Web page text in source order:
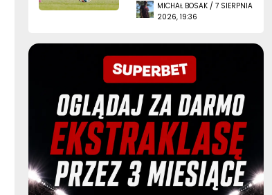
MICHAŁ BOSAK / 7 SIERPNIA
2026, 19:36